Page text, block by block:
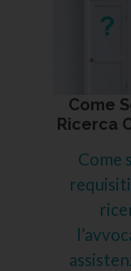
Come
Ricerca
Come